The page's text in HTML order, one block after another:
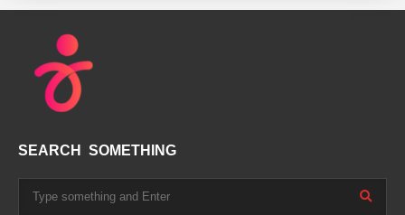
SEARCH SOMETHING